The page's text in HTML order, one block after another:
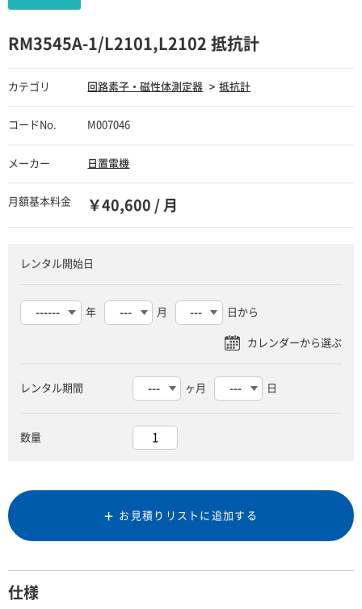
RM3545A-1/L2101,L2102 抵抗計
カテゴリ 回路素子・磁性体測定器 抵抗計
コードNo. M007046
メーカー 日置電機
月額基本料金 ￥40,600 / 月
レンタル開始日
年 月 日から
レンタル期間 ヶ月 日
数量
お見積りリストに追加する
仕様